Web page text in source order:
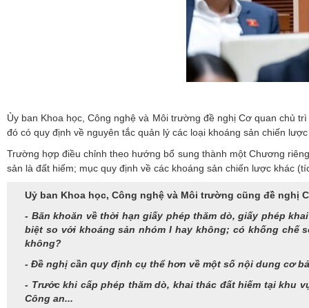
Ủy ban Khoa học, Công nghệ và Môi trường đề nghị Cơ quan chủ
đó có quy định về nguyên tắc quản lý các loại khoáng sản chiến
Trường hợp điều chỉnh theo hướng bổ sung thành một Chương
sản là đất hiếm; mục quy định về các khoáng sản chiến lược khác
Uỷ ban Khoa học, Công nghệ và Môi trường cũng đề
- Băn khoăn về thời hạn giấy phép thăm dò, giấy phép
biệt so với khoáng sản nhóm I hay không; có khống chế
không?
- Đề nghị cần quy định cụ thể hơn về một số nội dung cơ
- Trước khi cấp phép thăm dò, khai thác đất hiếm tại khu
Công an...